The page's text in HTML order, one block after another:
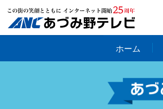
ホーム